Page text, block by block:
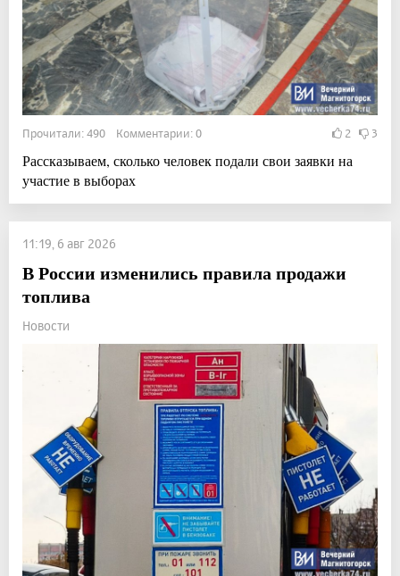
Прочитали: 490 Комментарии: 0 2 3
Рассказываем, сколько человек подали свои заявки на
участие в выборах
11:19, 6 авг 2026
В России изменились правила продажи
топлива
Новости